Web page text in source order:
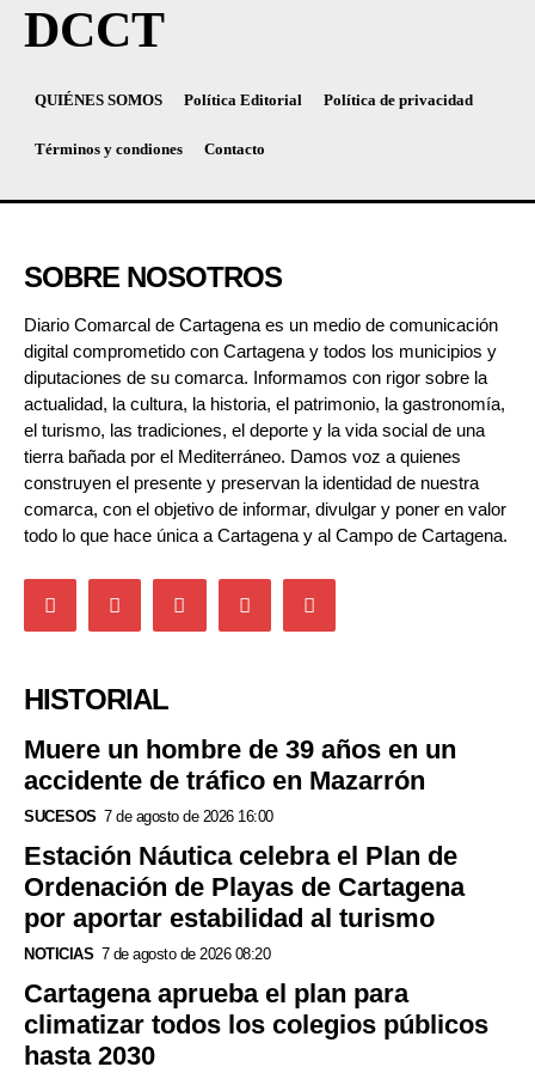
DCCT
QUIÉNES SOMOS Política Editorial Política de privacidad
Términos y condiones Contacto
SOBRE NOSOTROS
Diario Comarcal de Cartagena es un medio de comunicación
digital comprometido con Cartagena y todos los municipios y
diputaciones de su comarca. Informamos con rigor sobre la
actualidad, la cultura, la historia, el patrimonio, la gastronomía,
el turismo, las tradiciones, el deporte y la vida social de una
tierra bañada por el Mediterráneo. Damos voz a quienes
construyen el presente y preservan la identidad de nuestra
comarca, con el objetivo de informar, divulgar y poner en valor
todo lo que hace única a Cartagena y al Campo de Cartagena.
HISTORIAL
Muere un hombre de 39 años en un
accidente de tráfico en Mazarrón
SUCESOS 7 de agosto de 2026 16:00
Estación Náutica celebra el Plan de
Ordenación de Playas de Cartagena
por aportar estabilidad al turismo
NOTICIAS 7 de agosto de 2026 08:20
Cartagena aprueba el plan para
climatizar todos los colegios públicos
hasta 2030